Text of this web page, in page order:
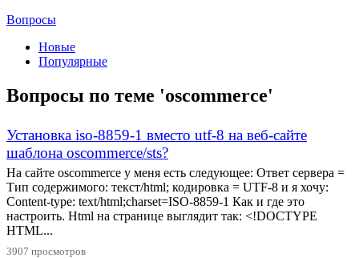
Вопросы
Новые
Популярные
Вопросы по теме 'oscommerce'
Установка iso-8859-1 вместо utf-8 на веб-сайте
шаблона oscommerce/sts?
На сайте oscommerce у меня есть следующее: Ответ сервера =
Тип содержимого: текст/html; кодировка = UTF-8 и я хочу:
Content-type: text/html;charset=ISO-8859-1 Как и где это
настроить. Html на странице выглядит так: <!DOCTYPE
HTML...
3907 просмотров